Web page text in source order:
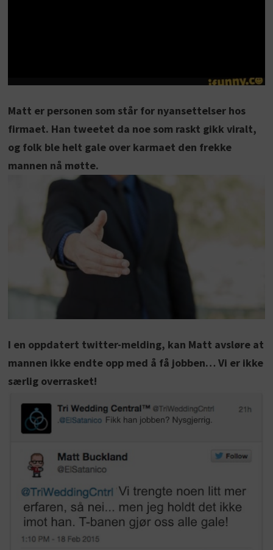
Matt er personen som står for nyansettelser hos
firmaet. Han tweetet da noe som raskt gikk viralt,
og folk ble helt gale over karmaet den frekke
mannen nå møtte.
I en oppdatert twitter-melding, kan Matt avsløre at
mannen ikke endte opp med å få jobben… Vi er ikke
særlig overrasket!